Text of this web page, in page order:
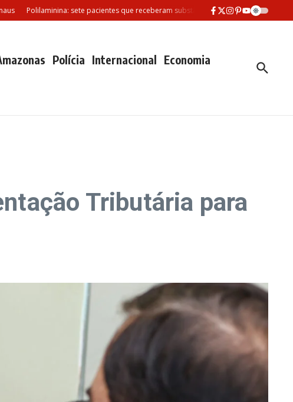
Polilaminina: sete pacientes que receberam substância morreram desde fevereiro
Polícia Internacional Economia
Tributária para